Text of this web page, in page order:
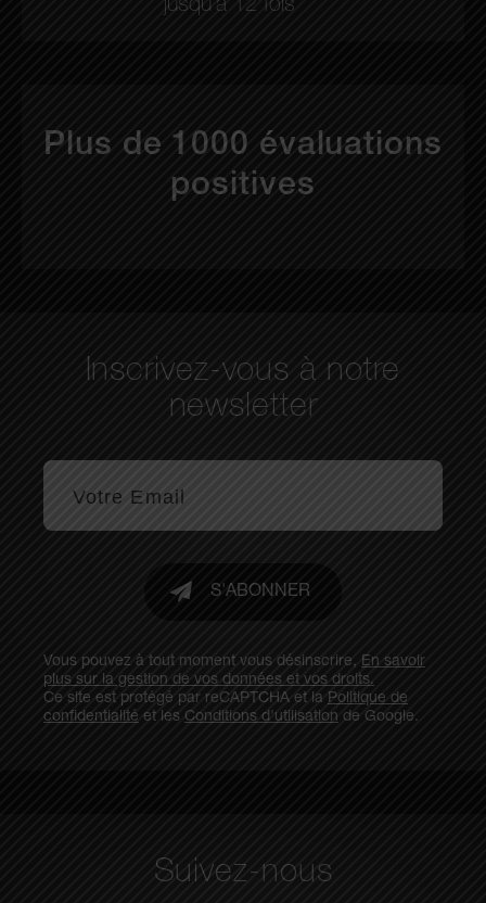
jusqu'à 12 fois
Plus de 1000 évaluations
positives
Inscrivez-vous à notre
newsletter
S'ABONNER
Vous pouvez à tout moment vous désinscrire, En savoir
plus sur la gestion de vos données et vos droits.
Ce site est protégé par reCAPTCHA et la Politique de
confidentialité et les Conditions d'utilisation de Google.
Suivez-nous